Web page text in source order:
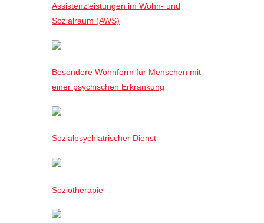
Assistenzleistungen im Wohn- und
Sozialraum (AWS)
Besondere Wohnform für Menschen mit
einer psychischen Erkrankung
Sozialpsychiatrischer Dienst
Soziotherapie